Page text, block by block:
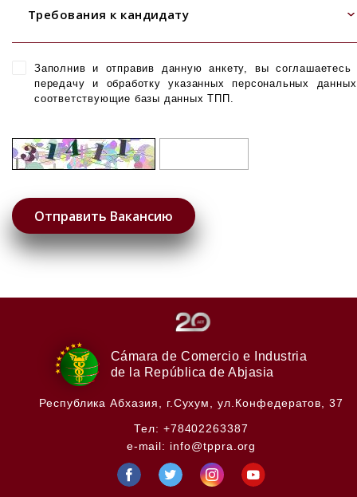
Требования к кандидату
Заполнив и отправив данную анкету, вы соглашаетесь
передачу и обработку указанных персональных
соответствующие базы данных ТПП.
Cámara de Comercio e Industria
de la República de Abjasia
Республика Абхазия,
г.Сухум, ул.Конфедератов, 37
Тел: +78402263387
e-mail: info@tppra.org